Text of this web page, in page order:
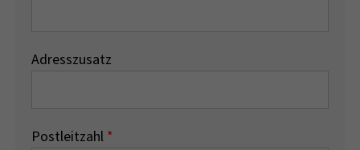
Adresszusatz
Postleitzahl *